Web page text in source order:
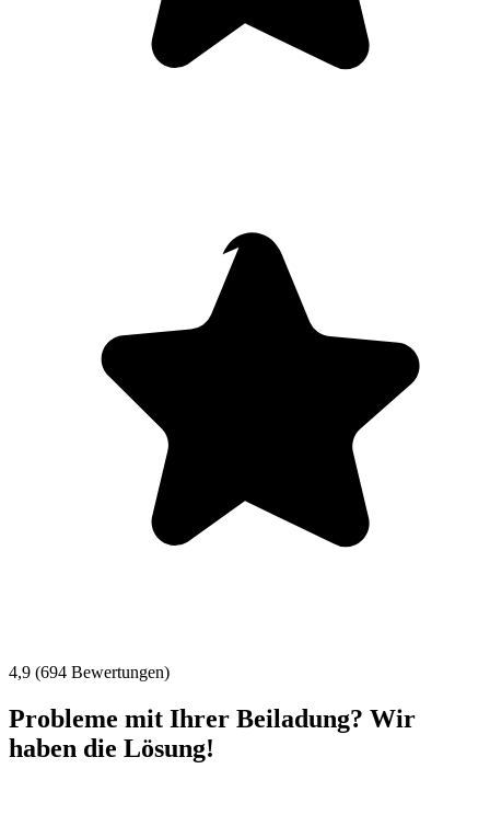
4,9 (694 Bewertungen)
Probleme mit Ihrer Beiladung? Wir
haben die Lösung!